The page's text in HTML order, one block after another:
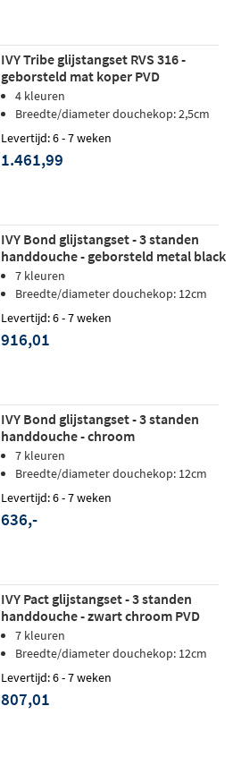
IVY Tribe glijstangset RVS 316 -
geborsteld mat koper PVD
4 kleuren
Breedte/diameter douchekop: 2,5cm
Levertijd: 6 - 7 weken
1.461,99
IVY Bond glijstangset - 3 standen
handdouche - geborsteld metal black
PVD7 kleuren
Breedte/diameter douchekop: 12cm
Levertijd: 6 - 7 weken
916,01
IVY Bond glijstangset - 3 standen
handdouche - chroom
7 kleuren
Breedte/diameter douchekop: 12cm
Levertijd: 6 - 7 weken
636,-
IVY Pact glijstangset - 3 standen
handdouche - zwart chroom PVD
7 kleuren
Breedte/diameter douchekop: 12cm
Levertijd: 6 - 7 weken
807,01